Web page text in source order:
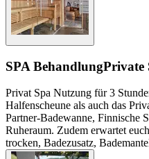
SPA BehandlungPrivate
Privat Spa Nutzung für 3
Halfenscheune als auch das
Partner-Badewanne, Finnische
Ruheraum. Zudem erwartet
trocken, Badezusatz,